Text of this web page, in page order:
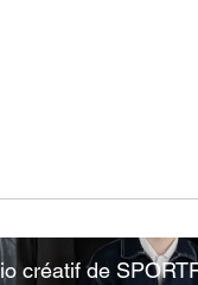
créatif de